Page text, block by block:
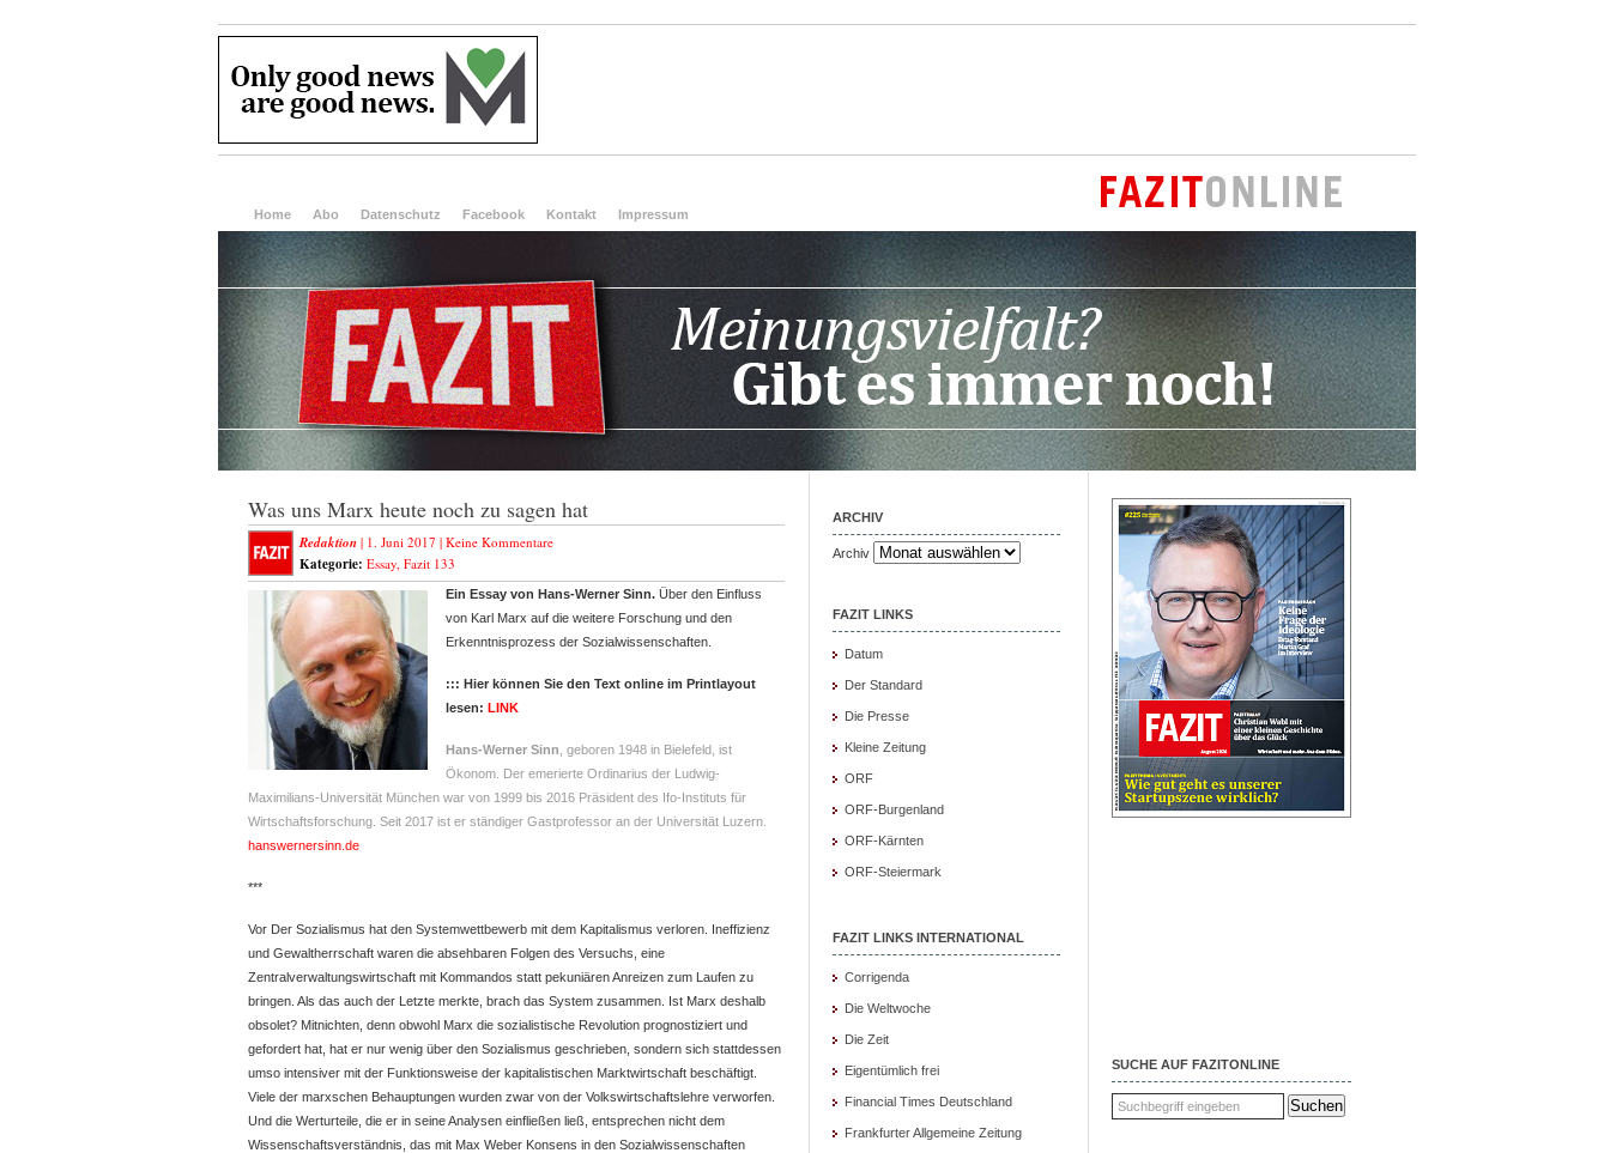
Home Abo Datenschutz Facebook Kontakt Impressum
Was uns Marx heute noch zu sagen hat
Redaktion | 1. Juni 2017 | Keine Kommentare
Kategorie: Essay, Fazit 133
Ein Essay von Hans-Werner Sinn. Über den Einfluss
von Karl Marx auf die weitere Forschung und den
Erkenntnisprozess der Sozialwissenschaften.
::: Hier können Sie den Text online im Printlayout
lesen: LINK
Hans-Werner Sinn , geboren 1948 in Bielefeld, ist
Ökonom. Der emerierte Ordinarius der Ludwig-
Maximilians-Universität München war von 1999 bis 2016 Präsident des Ifo-Instituts für
Wirtschaftsforschung. Seit 2017 ist er ständiger Gastprofessor an der Universität Luzern.
hanswernersinn.de
***
Vor Der Sozialismus hat den Systemwettbewerb mit dem Kapitalismus verloren. Ineffizienz
und Gewaltherrschaft waren die absehbaren Folgen des Versuchs, eine
Zentralverwaltungswirtschaft mit Kommandos statt pekuniären Anreizen zum Laufen zu
bringen. Als das auch der Letzte merkte, brach das System zusammen. Ist Marx deshalb
obsolet? Mitnichten, denn obwohl Marx die sozialistische Revolution prognostiziert und
gefordert hat, hat er nur wenig über den Sozialismus geschrieben, sondern sich stattdessen
umso intensiver mit der Funktionsweise der kapitalistischen Marktwirtschaft beschäftigt.
Viele der marxschen Behauptungen wurden zwar von der Volkswirtschaftslehre verworfen.
Und die Werturteile, die er in seine Analysen einfließen ließ, entsprechen nicht dem
Wissenschaftsverständnis, das mit Max Weber Konsens in den Sozialwissenschaften
ARCHIV
Archiv
FAZIT LINKS
Datum
Der Standard
Die Presse
Kleine Zeitung
ORF
ORF-Burgenland
ORF-Kärnten
ORF-Steiermark
FAZIT LINKS INTERNATIONAL
Corrigenda
Die Weltwoche
Die Zeit
Eigentümlich frei
Financial Times Deutschland
Frankfurter Allgemeine Zeitung
SUCHE AUF FAZITONLINE